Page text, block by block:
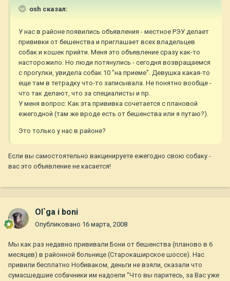
osh сказал:
У нас в районе появились объявления - местное РЭУ делает
прививки от бешенства и приглашает всех владельцев
собак и кошек прийти. Меня это объявление сразу как-то
насторожило. Но люди потянулись - сегодня возвращаемся
с прогулки, увидела собак 10 "на приеме". Девушка какая-то
еще там в тетрадку что-то записывала. Не понятно вообще -
что так делают, что за специалисты и пр.
У меня вопрос: Как эта прививка сочетается с плановой
ежегодной (там же вроде есть от бешенства или я путаю?).
Это только у нас в районе?
Если вы самостоятельно вакцинируете ежегодно свою собаку -
вас это объявление не касается!
Ol`ga i boni
Опубликовано 16 марта, 2008
Мы как раз недавно прививали Бони от бешенства (планово в 6
месяцев) в районной больнице (Старокаширское шоссе). Нас
привили бесплатно Нобиваком, деньги не взяли, сказали что
сумасшедшие собачники им надоели "Что вы паритесь, за Вас уже